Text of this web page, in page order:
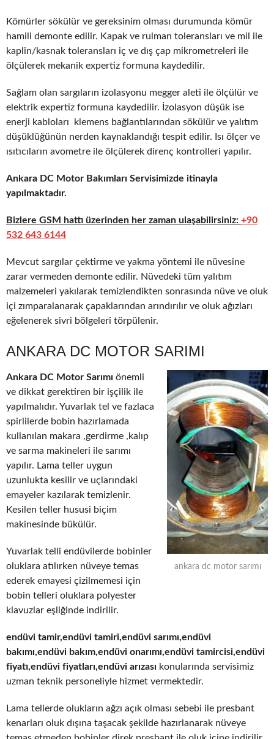
Kömürler sökülür ve gereksinim olması durumunda kömür
hamili demonte edilir. Kapak ve rulman toleransları ve mil ile
kaplin/kasnak toleransları iç ve dış çap mikrometreleri ile
ölçülerek mekanik expertiz formuna kaydedilir.
Sağlam olan sargıların izolasyonu megger aleti ile ölçülür ve
elektrik expertiz formuna kaydedilir. İzolasyon düşük ise
enerji kabloları klemens bağlantılarından sökülür ve yalıtım
düşüklüğünün nerden kaynaklandığı tespit edilir. Isı ölçer ve
ısıtıcıların avometre ile ölçülerek direnç kontrolleri yapılır.
Ankara DC Motor Bakımları Servisimizde itinayla
yapılmaktadır.
Bizlere GSM hattı üzerinden her zaman ulaşabilirsiniz: +90
532 643 6144
Mevcut sargılar çektirme ve yakma yöntemi ile nüvesine
zarar vermeden demonte edilir. Nüvedeki tüm yalıtım
malzemeleri yakılarak temizlendikten sonrasında nüve ve oluk
içi zımparalanarak çapaklarından arındırılır ve oluk ağızları
eğelenerek sivri bölgeleri törpülenir.
ANKARA DC MOTOR SARIMI
ankara dc motor sarımı
Ankara DC Motor Sarımı önemli
ve dikkat gerektiren bir işçilik ile
yapılmalıdır. Yuvarlak tel ve fazlaca
spirlilerde bobin hazırlamada
kullanılan makara ,gerdirme ,kalıp
ve sarma makineleri ile sarımı
yapılır. Lama teller uygun
uzunlukta kesilir ve uçlarındaki
emayeler kazılarak temizlenir.
Kesilen teller hususi biçim
makinesinde bükülür.
Yuvarlak telli endüvilerde bobinler
oluklara atılırken nüveye temas
ederek emayesi çizilmemesi için
bobin telleri oluklara polyester
klavuzlar eşliğinde indirilir.
endüvi tamir,endüvi tamiri,endüvi sarımı,endüvi
bakımı,endüvi bakım,endüvi onarımı,endüvi tamircisi,endüvi
fiyatı,endüvi fiyatları,endüvi arızası konularında servisimiz
uzman teknik personeliyle hizmet vermektedir.
Lama tellerde olukların ağzı açık olması sebebi ile presbant
kenarları oluk dışına taşacak şekilde hazırlanarak nüveye